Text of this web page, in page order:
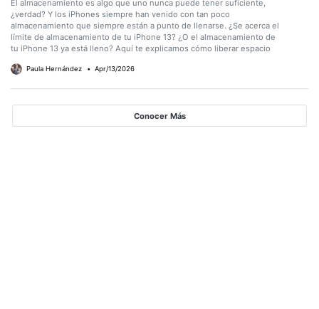
El almacenamiento es algo que uno nunca puede tener suficiente,
¿verdad? Y los iPhones siempre han venido con tan poco
almacenamiento que siempre están a punto de llenarse. ¿Se acerca el
límite de almacenamiento de tu iPhone 13? ¿O el almacenamiento de
tu iPhone 13 ya está lleno? Aquí te explicamos cómo liberar espacio
Paula Hernández • Apr/13/2026
Conocer Más